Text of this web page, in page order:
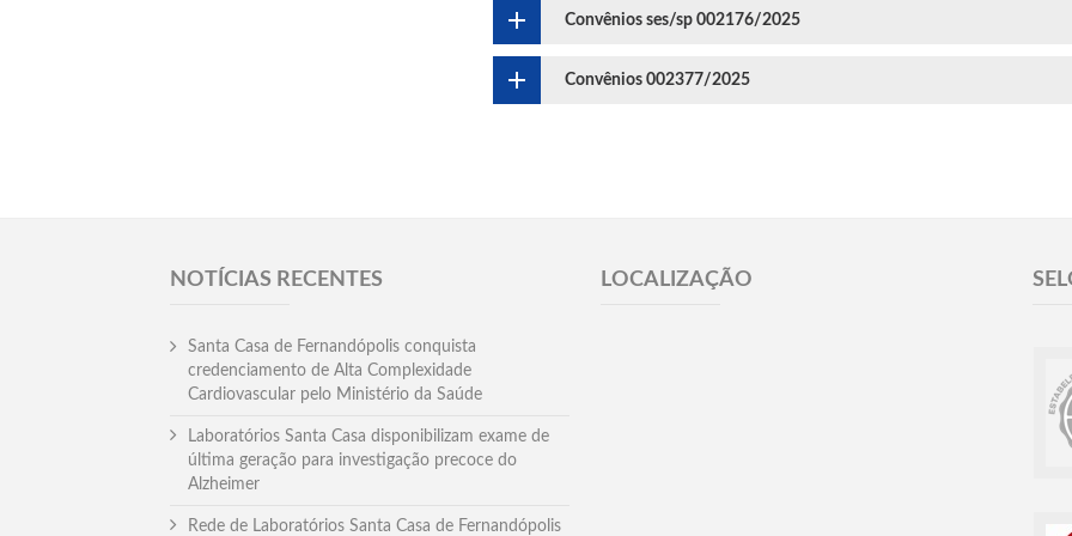
Convênios ses/sp 002176/2025
Convênios 002377/2025
NOTÍCIAS RECENTES
Santa Casa de Fernandópolis conquista
credenciamento de Alta Complexidade
Cardiovascular pelo Ministério da Saúde
Laboratórios Santa Casa disponibilizam exame de
última geração para investigação precoce do
Alzheimer
Rede de Laboratórios Santa Casa de Fernandópolis
LOCALIZAÇÃO